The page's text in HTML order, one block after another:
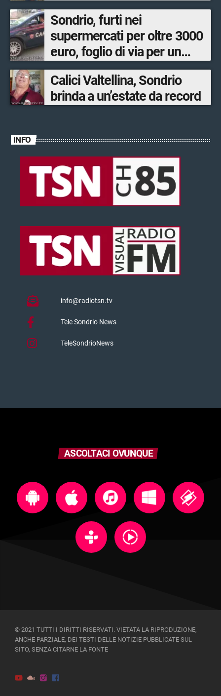
Sondrio, furti nei
supermercati per oltre 3000
euro, foglio di via per un
ventinovenne
Calici Valtellina, Sondrio
brinda a un’estate da record
INFO
info@radiotsn.tv
Tele Sondrio News
TeleSondrioNews
ASCOLTACI OVUNQUE
© 2021 TUTTI I DIRITTI RISERVATI. VIETATA LA RIPRODUZIONE,
ANCHE PARZIALE, DEI TESTI DELLE NOTIZIE PUBBLICATE SUL
SITO, SENZA CITARNE LA FONTE